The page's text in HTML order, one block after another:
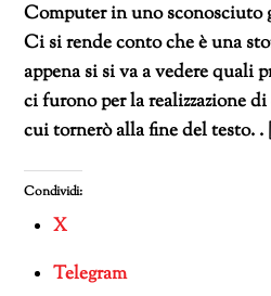
Computer in uno sconosciuto
Ci si rende conto che è una
appena si si va a vedere quali
ci furono per la realizzazione
cui tornerò alla fine del testo. .
Condividi:
X
Telegram